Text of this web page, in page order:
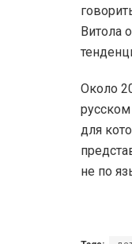
Витола
Около
для
не по